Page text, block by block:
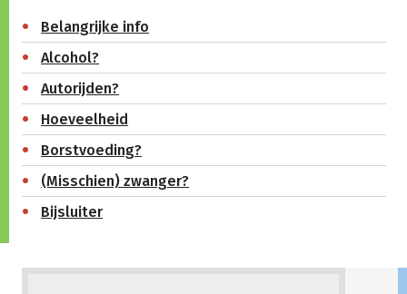
Belangrijke info
Alcohol?
Autorijden?
Hoeveelheid
Borstvoeding?
(Misschien) zwanger?
Bijsluiter